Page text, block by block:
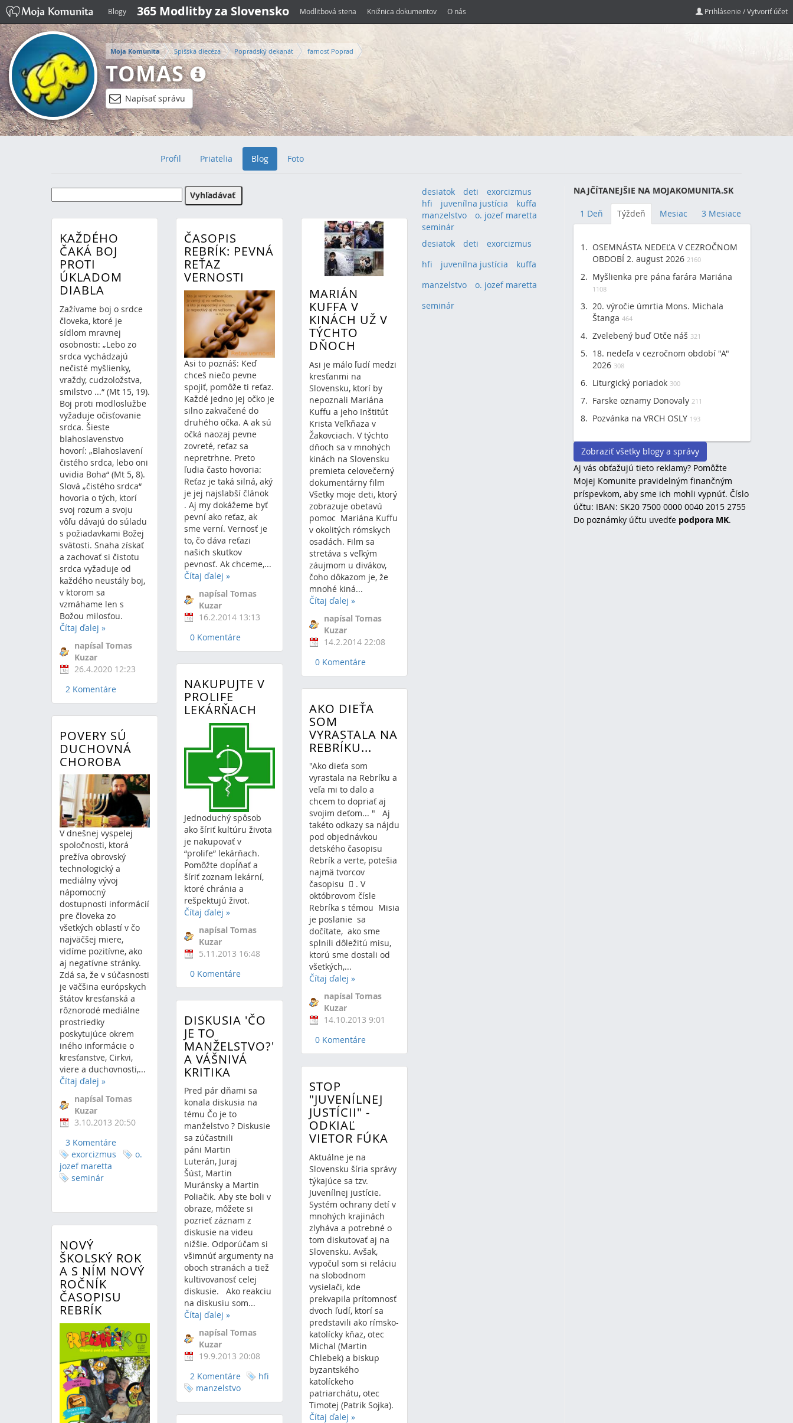
Blogy 365 Modlitby za Slovensko Modlitbová stena Knižnica dokumentov O nás Prihlásenie / Vytvoriť účet
Moja Komunita Spišská diecéza Popradský dekanát farnosť Poprad
TOMAS
Napísať správu
Profil Priatelia Blog Foto
KAŽDÉHO
ČAKÁ BOJ
PROTI
ÚKLADOM
DIABLA
Zažívame boj o srdce
človeka, ktoré je
sídlom mravnej
osobnosti: „Lebo zo
srdca vychádzajú
nečisté myšlienky,
vraždy, cudzoložstva,
smilstvo ...“ (Mt 15, 19).
Boj proti modloslužbe
vyžaduje očisťovanie
srdca. Šieste
blahoslavenstvo
hovorí: „Blahoslavení
čistého srdca, lebo oni
uvidia Boha“ (Mt 5, 8).
Slová „čistého srdca“
hovoria o tých, ktorí
svoj rozum a svoju
vôľu dávajú do súladu
s požiadavkami Božej
svätosti. Snaha získať
a zachovať si čistotu
srdca vyžaduje od
každého neustály boj,
v ktorom sa
vzmáhame len s
Božou milosťou.
Čítaj ďalej »
napísal Tomas
Kuzar
26.4.2020 12:23
2 Komentáre
ČASOPIS
REBRÍK: PEVNÁ
REŤAZ
VERNOSTI
Asi to poznáš: Keď
chceš niečo pevne
spojiť, pomôže ti reťaz.
Každé jedno jej očko je
silno zakvačené do
druhého očka. A ak sú
očká naozaj pevne
zovreté, reťaz sa
nepretrhne. Preto
ľudia často hovoria:
Reťaz je taká silná, aký
je jej najslabší článok
. Aj my dokážeme byť
pevní ako reťaz, ak
sme verní. Vernosť je
to, čo dáva reťazi
našich skutkov
pevnosť. Ak chceme,...
Čítaj ďalej»
napísal Tomas
Kuzar
16.2.2014 13:13
0 Komentáre
MARIÁN
KUFFA V
KINÁCH UŽ V
TÝCHTO
DŇOCH
Asi je málo ľudí medzi
kresťanmi na
Slovensku, ktorí by
nepoznali Mariána
Kuffu a jeho Inštitút
Krista Veľkňaza v
Žakovciach. V týchto
dňoch sa v mnohých
kinách na Slovensku
premieta celovečerný
dokumentárny film
Všetky moje deti, ktorý
zobrazuje obetavú
pomoc Mariána Kuffu
v okolitých rómskych
osadách. Film sa
stretáva s veľkým
záujmom u divákov,
čoho dôkazom je, že
mnohé kiná...
Čítaj ďalej »
napísal Tomas
Kuzar
14.2.2014 22:08
0 Komentáre
NAKUPUJTE V
PROLIFE
LEKÁRŇACH
Jednoduchý spôsob
ako šíriť kultúru života
je nakupovať v
“prolife” lekárňach.
Pomôžte dopĺňať a
šíriť zoznam lekární,
ktoré chránia a
rešpektujú život.
Čítaj ďalej»
napísal Tomas
Kuzar
5.11.2013 16:48
0 Komentáre
AKO DIEŤA
SOM
VYRASTALA NA
REBRÍKU...
"Ako dieťa som
vyrastala na Rebríku a
veľa mi to dalo a
chcem to dopriať aj
svojim deťom... " Aj
takéto odkazy sa nájdu
pod objednávkou
detského časopisu
Rebrík a verte, potešia
najmä tvorcov
časopisu  . V
októbrovom čísle
Rebríka s témou Misia
je poslanie sa
dočítate, ako sme
splnili dôležitú misu,
ktorú sme dostali od
všetkých,...
Čítaj ďalej »
napísal Tomas
Kuzar
14.10.2013 9:01
0 Komentáre
POVERY SÚ
DUCHOVNÁ
CHOROBA
V dnešnej vyspelej
spoločnosti, ktorá
prežíva obrovský
technologický a
mediálny vývoj
nápomocný
dostupnosti informácií
pre človeka zo
všetkých oblastí v čo
najväčšej miere,
vidíme pozitívne, ako
aj negatívne stránky.
Zdá sa, že v súčasnosti
je väčšina európskych
štátov kresťanská a
rôznorodé mediálne
prostriedky
poskytujúce okrem
iného informácie o
kresťanstve, Cirkvi,
viere a duchovnosti,...
Čítaj ďalej »
napísal Tomas
Kuzar
3.10.2013 20:50
3 Komentáre
exorcizmus
o.
jozef maretta
seminár
DISKUSIA 'ČO
JE TO
MANŽELSTVO?'
A VÁŠNIVÁ
KRITIKA
Pred pár dňami sa
konala diskusia na
tému Čo je to
manželstvo ? Diskusie
sa zúčastnili
páni Martin
Luterán, Juraj
Šúst, Martin
Muránsky a Martin
Poliačik. Aby ste boli v
obraze, môžete si
pozrieť záznam z
diskusie na videu
nižšie. Odporúčam si
všimnúť argumenty na
oboch stranách a tiež
kultivovanosť celej
diskusie. Ako reakciu
na diskusiu som...
Čítaj ďalej»
napísal Tomas
Kuzar
19.9.2013 20:08
2 Komentáre
hfi
manzelstvo
STOP
"JUVENÍLNEJ
JUSTÍCII" -
ODKIAĽ
VIETOR FÚKA
Aktuálne je na
Slovensku šíria správy
týkajúce sa tzv.
Juvenílnej justície.
Systém ochrany detí v
mnohých krajinách
zlyháva a potrebné o
tom diskutovať aj na
Slovensku. Avšak,
vypočul som si reláciu
na slobodnom
vysielači, kde
prekvapila prítomnosť
dvoch ľudí, ktorí sa
predstavili ako rímsko-
katolícky kňaz, otec
Michal (Martin
Chlebek) a biskup
byzantského
katolíckeho
patriarchátu, otec
Timotej (Patrik Sojka).
Čítaj ďalej »
NOVÝ
ŠKOLSKÝ ROK
A S NÍM NOVÝ
ROČNÍK
ČASOPISU
REBRÍK
desiatok deti
exorcizmus
hfi
juvenílna justícia
kuffa
manzelstvo
o. jozef maretta
seminár
desiatok (1)deti (1)exorcizmus
hfi (1)juvenílna justícia (1)kuffa
manzelstvo (1)o. jozef maretta
seminár
NAJČÍTANEJŠIE NA MOJAKOMUNITA.SK
1 Deň Týždeň Mesiac 3 Mesiace
OSEMNÁSTA NEDEĽA V CEZROČNOM
OBDOBÍ 2. august 2026 2160
Myšlienka pre pána farára Mariána
1108
20. výročie úmrtia Mons. Michala
Štanga 464
Zvelebený buď Otče náš 321
18. nedeľa v cezročnom období "A"
2026 308
Liturgický poriadok 300
Farske oznamy Donovaly 211
Pozvánka na VRCH OSLY 193
Zobraziť všetky blogy a správy
Aj vás obťažujú tieto reklamy? Pomôžte
Mojej Komunite pravidelným finančným
príspevkom, aby sme ich mohli vypnúť. Číslo
účtu: IBAN: SK20 7500 0000 0040 2015 2755
Do poznámky účtu uvedťe podpora MK.